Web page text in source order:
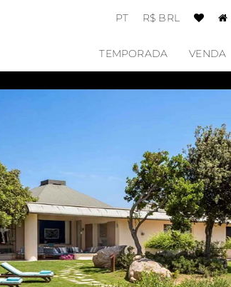
PT R$ BRL
TEMPORADA VENDA